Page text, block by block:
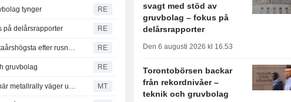
tynger RE
på delårsrapporter RE
Kanadensiska finanssektorns vikt i Toronto-indexet på åttaårshögsta efter rusning i bankvärderingar RE
gruvbolag RE
TSX stänger: Index över 36 000-nivån för första gången när metallrally väger upp svag energi MT
svagt med stöd av
gruvbolag – fokus på
delårsrapporter
Den 6 augusti 2026 kl 16.53
Torontobörsen backar
från rekordnivåer –
teknik och gruvbolag